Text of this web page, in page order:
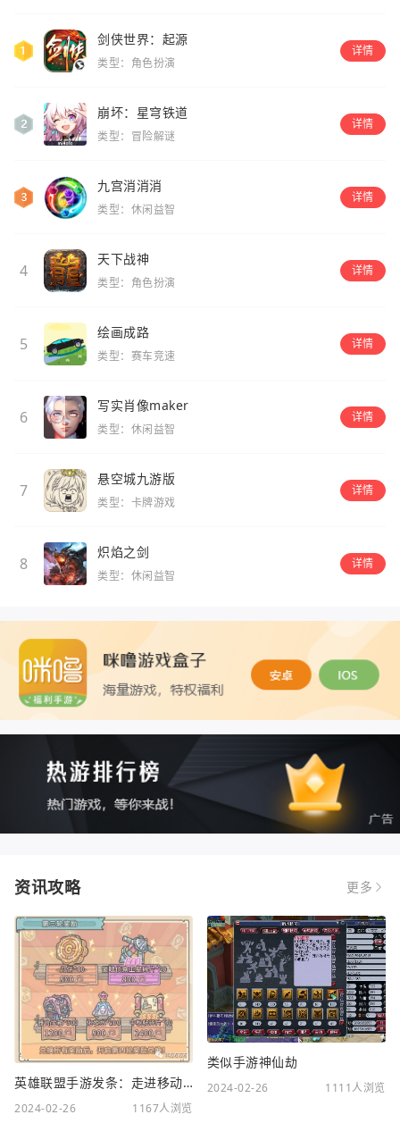
剑侠世界：起源
类型：角色扮演
详情
崩坏：星穹铁道
类型：冒险解谜
详情
九宫消消消
类型：休闲益智
详情
4
天下战神
类型：角色扮演
详情
5
绘画成路
类型：赛车竞速
详情
6
写实肖像maker
类型：休闲益智
详情
7
悬空城九游版
类型：卡牌游戏
详情
8
炽焰之剑
类型：休闲益智
详情
资讯攻略 更多
英雄联盟手游发条：走进移动电竞新时代
2024-02-26 1167人浏览
类似手游神仙劫
2024-02-26 1111人浏览